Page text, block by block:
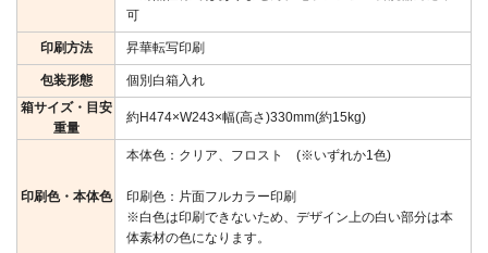
可
印刷方法 昇華転写印刷
包装形態
個別白箱入れ
箱サイズ・目安
重量
約H474×W243×幅(高さ)330mm(約15kg)
印刷色・本体色
本体色：クリア、フロスト (※いずれか1色)
印刷色：片面フルカラー印刷
※白色は印刷できないため、デザイン上の白い部分は本
体素材の色になります。